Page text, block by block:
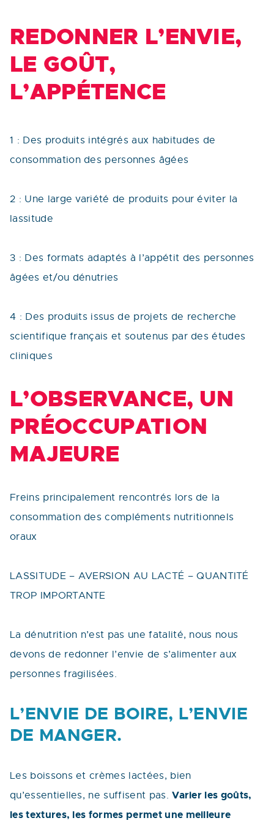
REDONNER L’ENVIE,
LE GOÛT,
L’APPÉTENCE
1 : Des produits intégrés aux habitudes de
consommation des personnes âgées
2 : Une large variété de produits pour éviter la
lassitude
3 : Des formats adaptés à l’appétit des personnes
âgées et/ou dénutries
4 : Des produits issus de projets de recherche
scientifique français et soutenus par des études
cliniques
L’OBSERVANCE, UN
PRÉOCCUPATION
MAJEURE
Freins principalement rencontrés lors de la
consommation des compléments nutritionnels
oraux
LASSITUDE – AVERSION AU LACTÉ – QUANTITÉ
TROP IMPORTANTE
La dénutrition n’est pas une fatalité, nous nous
devons de redonner l’envie de s’alimenter aux
personnes fragilisées.
L’ENVIE DE BOIRE, L’ENVIE
DE MANGER.
Les boissons et crèmes lactées, bien
qu’essentielles, ne suffisent pas.Varier les goûts,
les textures, les formes permet une meilleure